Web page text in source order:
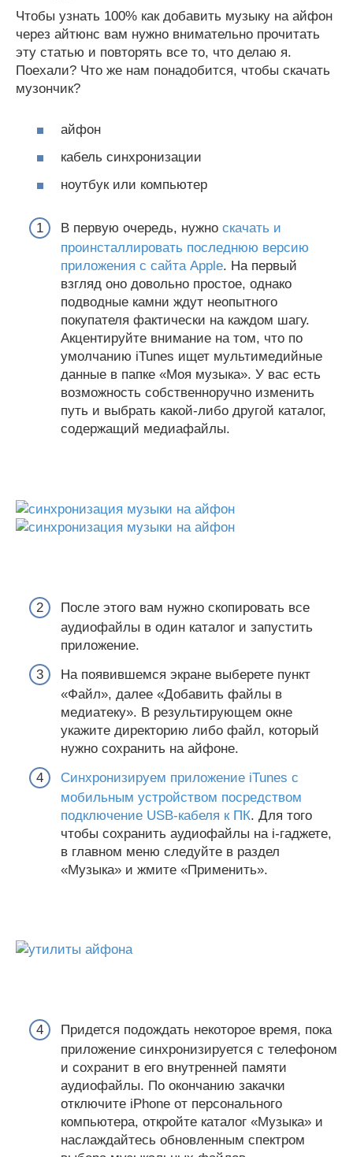
Чтобы узнать 100% как добавить музыку на айфон
через айтюнс вам нужно внимательно прочитать
эту статью и повторять все то, что делаю я.
Поехали? Что же нам понадобится, чтобы скачать
музончик?
айфон
кабель синхронизации
ноутбук или компьютер
В первую очередь, нужно скачать и
проинсталлировать последнюю версию
приложения с сайта Apple. На первый
взгляд оно довольно простое, однако
подводные камни ждут неопытного
покупателя фактически на каждом шагу.
Акцентируйте внимание на том, что по
умолчанию iTunes ищет мультимедийные
данные в папке «Моя музыка». У вас есть
возможность собственноручно изменить
путь и выбрать какой-либо другой каталог,
содержащий медиафайлы.
После этого вам нужно скопировать все
аудиофайлы в один каталог и запустить
приложение.
На появившемся экране выберете пункт
«Файл», далее «Добавить файлы в
медиатеку». В результирующем окне
укажите директорию либо файл, который
нужно сохранить на айфоне.
Синхронизируем приложение iTunes с
мобильным устройством посредством
подключение USB-кабеля к ПК. Для того
чтобы сохранить аудиофайлы на i-гаджете,
в главном меню следуйте в раздел
«Музыка» и жмите «Применить».
Придется подождать некоторое время, пока
приложение синхронизируется с телефоном
и сохранит в его внутренней памяти
аудиофайлы. По окончанию закачки
отключите iPhone от персонального
компьютера, откройте каталог «Музыка» и
наслаждайтесь обновленным спектром